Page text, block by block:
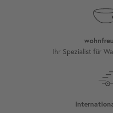
Ihr Spezialist für